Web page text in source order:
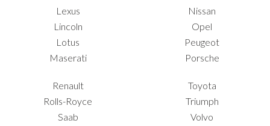
Lexus
Lincoln
Lotus
Maserati
Nissan
Opel
Peugeot
Porsche
Renault
Rolls-Royce
Saab
Toyota
Triumph
Volvo